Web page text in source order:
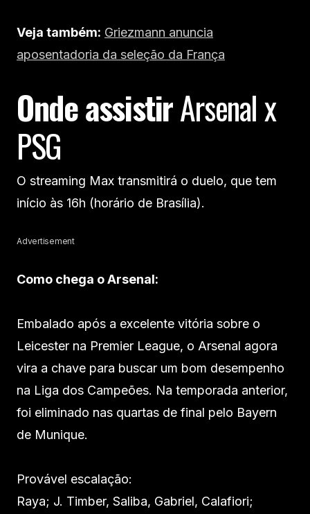
Veja também: Griezmann anuncia
aposentadoria da seleção da França
Onde assistirArsenal x
PSG
O streaming Max transmitirá o duelo, que tem
início às 16h (horário de Brasília).
Advertisement
Como chega o Arsenal:
Embalado após a excelente vitória sobre o
Leicester na Premier League, o Arsenal agora
vira a chave para buscar um bom desempenho
na Liga dos Campeões. Na temporada anterior,
foi eliminado nas quartas de final pelo Bayern
de Munique.
Provável escalação:
Raya; J. Timber, Saliba, Gabriel, Calafiori;